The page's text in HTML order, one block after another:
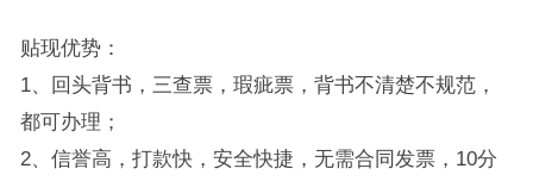
贴现优势：
1、回头背书，三查票，瑕疵票，背书不清楚不规范，
都可办理；
2、信誉高，打款快，安全快捷，无需合同发票，10分